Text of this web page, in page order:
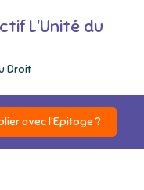
L'Unité du
Droit
avec l'Epitoge ?